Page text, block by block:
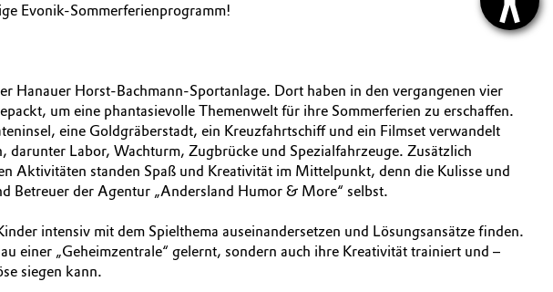
Evonik-Sommerferienprogramm!
Horst-Bachmann-Sportanlage. Dort haben in den vergangenen vier
um eine phantasievolle Themenwelt für ihre Sommerferien zu erschaffen.
eine Goldgräberstadt, ein Kreuzfahrtschiff und ein Filmset verwandelt
darunter Labor, Wachturm, Zugbrücke und Spezialfahrzeuge. Zusätzlich
Aktivitäten standen Spaß und Kreativität im Mittelpunkt, denn die Kulisse und
Betreuer der Agentur „Andersland Humor & More“ selbst.
intensiv mit dem Spielthema auseinandersetzen und Lösungsansätze finden.
einer „Geheimzentrale“ gelernt, sondern auch ihre Kreativität trainiert und –
siegen kann.